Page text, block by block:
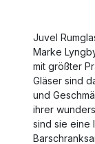
Juvel
Marke
mit größter
Gläser sind
und
ihrer
sind sie eine